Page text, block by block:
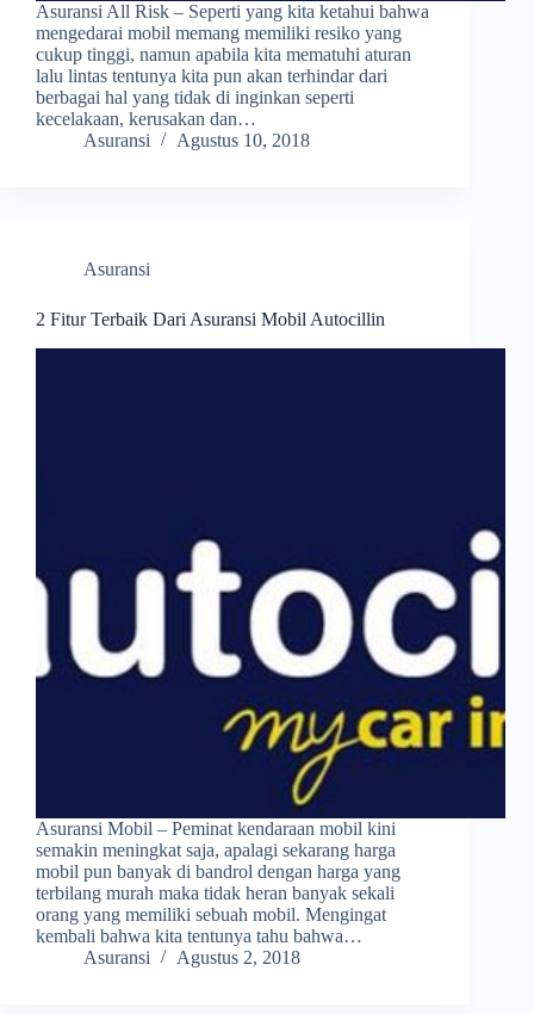
Asuransi All Risk – Seperti yang kita ketahui bahwa
mengedarai mobil memang memiliki resiko yang
cukup tinggi, namun apabila kita mematuhi aturan
lalu lintas tentunya kita pun akan terhindar dari
berbagai hal yang tidak di inginkan seperti
kecelakaan, kerusakan dan…
Asuransi
Agustus 10, 2018
Asuransi
2 Fitur Terbaik Dari Asuransi Mobil Autocillin
Asuransi Mobil – Peminat kendaraan mobil kini
semakin meningkat saja, apalagi sekarang harga
mobil pun banyak di bandrol dengan harga yang
terbilang murah maka tidak heran banyak sekali
orang yang memiliki sebuah mobil. Mengingat
kembali bahwa kita tentunya tahu bahwa…
Asuransi
Agustus 2, 2018